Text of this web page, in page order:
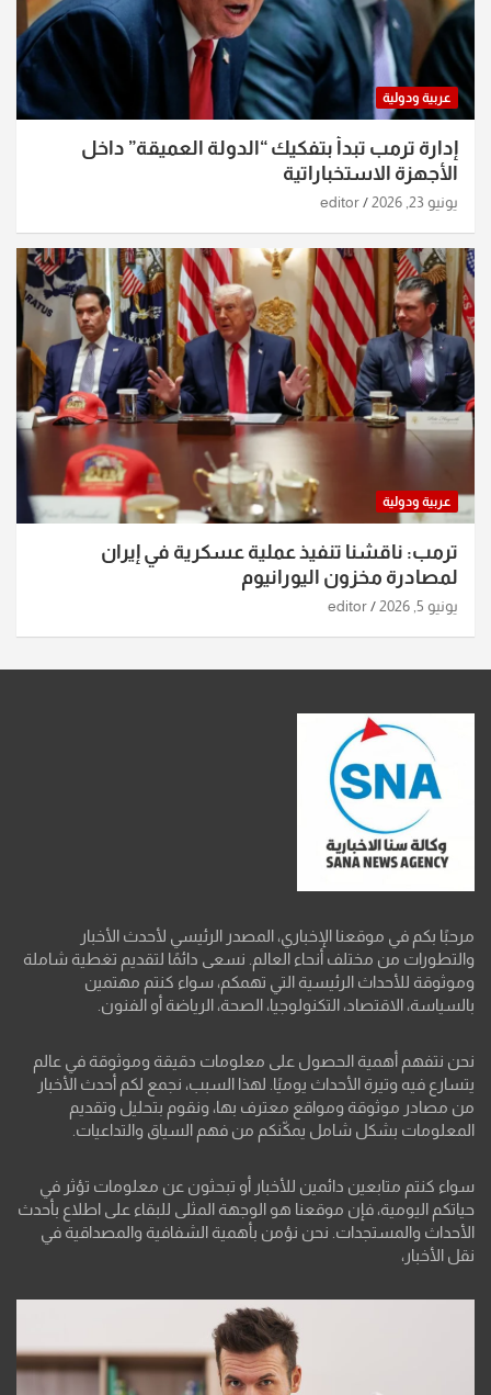
عربية ودولية
إدارة ترمب تبدأ بتفكيك “الدولة العميقة” داخل
الأجهزة الاستخباراتية
يونيو 23, 2026 editor
عربية ودولية
ترمب: ناقشنا تنفيذ عملية عسكرية في إيران
لمصادرة مخزون اليورانيوم
يونيو 5, 2026 editor
مرحبًا بكم في موقعنا الإخباري، المصدر الرئيسي لأحدث الأخبار
والتطورات من مختلف أنحاء العالم. نسعى دائمًا لتقديم تغطية شاملة
وموثوقة للأحداث الرئيسية التي تهمكم، سواء كنتم مهتمين
بالسياسة، الاقتصاد، التكنولوجيا، الصحة، الرياضة أو الفنون.
نحن نتفهم أهمية الحصول على معلومات دقيقة وموثوقة في عالم
يتسارع فيه وتيرة الأحداث يوميًا. لهذا السبب، نجمع لكم أحدث الأخبار
من مصادر موثوقة ومواقع معترف بها، ونقوم بتحليل وتقديم
المعلومات بشكل شامل يمكّنكم من فهم السياق والتداعيات.
سواء كنتم متابعين دائمين للأخبار أو تبحثون عن معلومات تؤثر في
حياتكم اليومية، فإن موقعنا هو الوجهة المثلى للبقاء على اطلاع بأحدث
الأحداث والمستجدات. نحن نؤمن بأهمية الشفافية والمصداقية في
نقل الأخبار،